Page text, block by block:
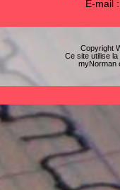
E-mail :
Copyright
Ce site utilise la
myNorman